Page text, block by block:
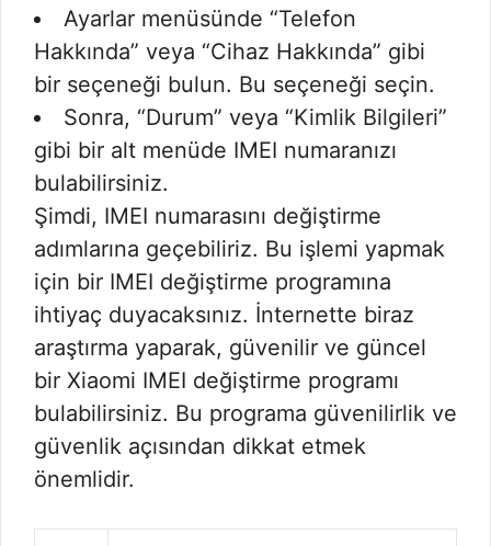
Ayarlar menüsünde “Telefon
Hakkında” veya “Cihaz Hakkında” gibi
bir seçeneği bulun. Bu seçeneği seçin.
Sonra, “Durum” veya “Kimlik Bilgileri”
gibi bir alt menüde IMEI numaranızı
bulabilirsiniz.
Şimdi, IMEI numarasını değiştirme
adımlarına geçebiliriz. Bu işlemi yapmak
için bir IMEI değiştirme programına
ihtiyaç duyacaksınız. İnternette biraz
araştırma yaparak, güvenilir ve güncel
bir Xiaomi IMEI değiştirme programı
bulabilirsiniz. Bu programa güvenilirlik ve
güvenlik açısından dikkat etmek
önemlidir.